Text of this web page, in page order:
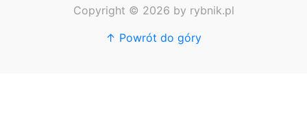
Copyright © 2026 by rybnik.pl
↑ Powrót do góry